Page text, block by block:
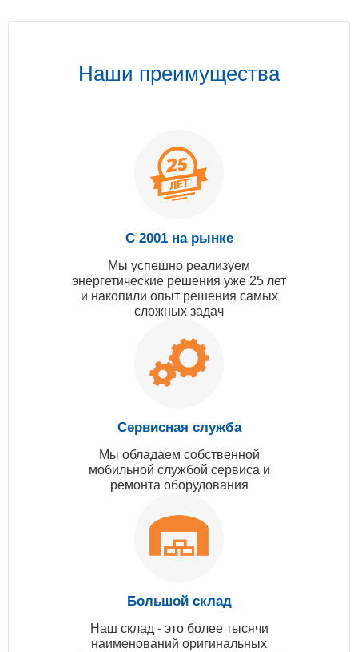
Наши преимущества
С 2001 на рынке
Мы успешно реализуем
энергетические решения уже 25 лет
и накопили опыт решения самых
сложных задач
Сервисная служба
Мы обладаем собственной
мобильной службой сервиса и
ремонта оборудования
Большой склад
Наш склад - это более тысячи
наименований оригинальных